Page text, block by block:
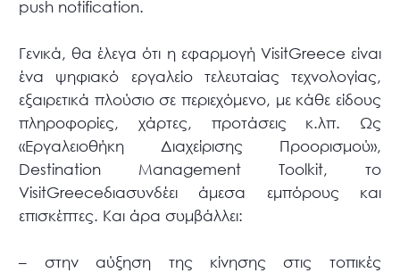
push notification.
Γενικά, θα έλεγα ότι η εφαρμογή VisitGreece είναι
ένα ψηφιακό εργαλείο τελευταίας τεχνολογίας,
εξαιρετικά πλούσιο σε περιεχόμενο, με κάθε είδους
πληροφορίες, χάρτες, προτάσεις κ.λπ. Ως
«Εργαλειοθήκη Διαχείρισης Προορισμού»,
Destination Management Toolkit, το
VisitGreeceδιασυνδέει άμεσα εμπόρους και
επισκέπτες. Και άρα συμβάλλει:
– στην αύξηση της κίνησης στις τοπικές